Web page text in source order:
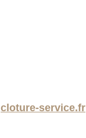
cloture-service.fr